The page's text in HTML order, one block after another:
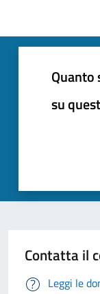
Quanto
su
Contatta il
Leggi le